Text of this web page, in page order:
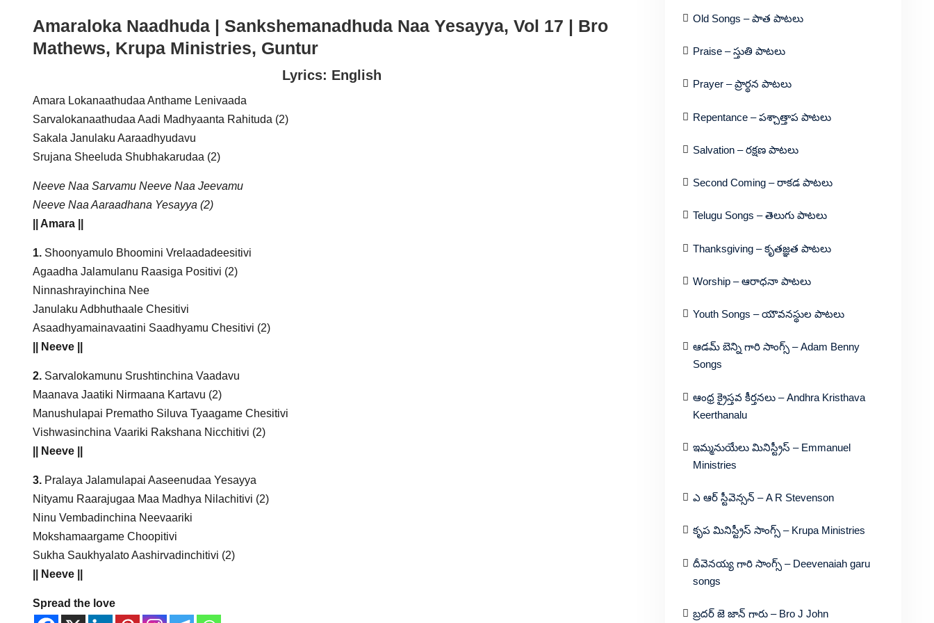
Amaraloka Naadhuda | Sankshemanadhuda Naa Yesayya, Vol 17 | Bro
Mathews, Krupa Ministries, Guntur
Lyrics: English
Amara Lokanaathudaa Anthame Lenivaada
Sarvalokanaathudaa Aadi Madhyaanta Rahituda (2)
Sakala Janulaku Aaraadhyudavu
Srujana Sheeluda Shubhakarudaa (2)
Neeve Naa Sarvamu Neeve Naa Jeevamu
Neeve Naa Aaraadhana Yesayya (2)
|| Amara ||
1. Shoonyamulo Bhoomini Vrelaadadeesitivi
Agaadha Jalamulanu Raasiga Positivi (2)
Ninnashrayinchina Nee
Janulaku Adbhuthaale Chesitivi
Asaadhyamainavaatini Saadhyamu Chesitivi (2)
|| Neeve ||
2. Sarvalokamunu Srushtinchina Vaadavu
Maanava Jaatiki Nirmaana Kartavu (2)
Manushulapai Prematho Siluva Tyaagame Chesitivi
Vishwasinchina Vaariki Rakshana Nicchitivi (2)
|| Neeve ||
3. Pralaya Jalamulapai Aaseenudaa Yesayya
Nityamu Raarajugaa Maa Madhya Nilachitivi (2)
Ninu Vembadinchina Neevaariki
Mokshamaargame Choopitivi
Sukha Saukhyalato Aashirvadinchitivi (2)
|| Neeve ||
Spread the love
Old Songs – పాత పాటలు
Praise – స్తుతి పాటలు
Prayer – ప్రార్థన పాటలు
Repentance – పశ్చాత్తాప పాటలు
Salvation – రక్షణ పాటలు
Second Coming – రాకడ పాటలు
Telugu Songs – తెలుగు పాటలు
Thanksgiving – కృతజ్ఞత పాటలు
Worship – ఆరాధనా పాటలు
Youth Songs – యౌవనస్థుల పాటలు
ఆడమ్ బెన్ని గారి సాంగ్స్ – Adam Benny
Songs
ఆంధ్ర క్రైస్తవ కీర్తనలు – Andhra Kristhava
Keerthanalu
ఇమ్మనుయేలు మినిస్ట్రీస్ – Emmanuel
Ministries
ఎ ఆర్ స్టీవెన్సన్ – A R Stevenson
కృప మినిస్ట్రీస్ సాంగ్స్ – Krupa Ministries
దీవెనయ్య గారి సాంగ్స్ – Deevenaiah garu
songs
బ్రదర్ జె జాన్ గారు – Bro J John